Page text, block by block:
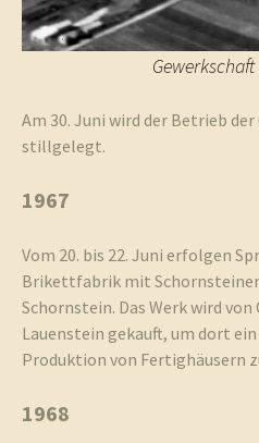
Am 30. Juni wird der Betrieb
stillgelegt.
1967
Vom 20. bis 22. Juni erfolgen
Brikettfabrik mit
Schornstein. Das Werk wird
Lauenstein gekauft, um dort ein
Produktion von Fertighäusern
1968